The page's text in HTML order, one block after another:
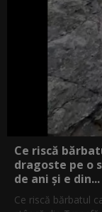
Ce riscă
dragoste pe o
de ani și e din...
Ce riscă bărbatul